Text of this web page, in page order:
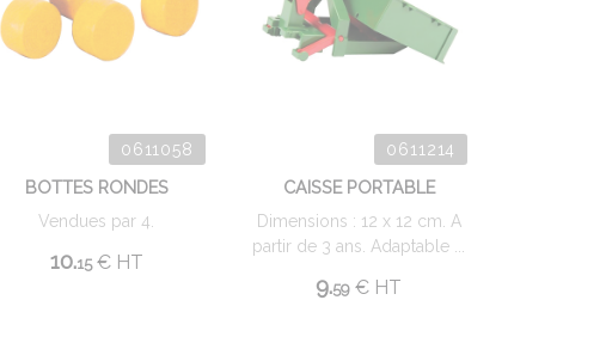
0611058
BOTTES RONDES
Vendues par 4.
10.15 €HT
0611214
CAISSE PORTABLE
Dimensions : 12 x 12 cm. A
partir de 3 ans. Adaptable ...
9.59 € HT